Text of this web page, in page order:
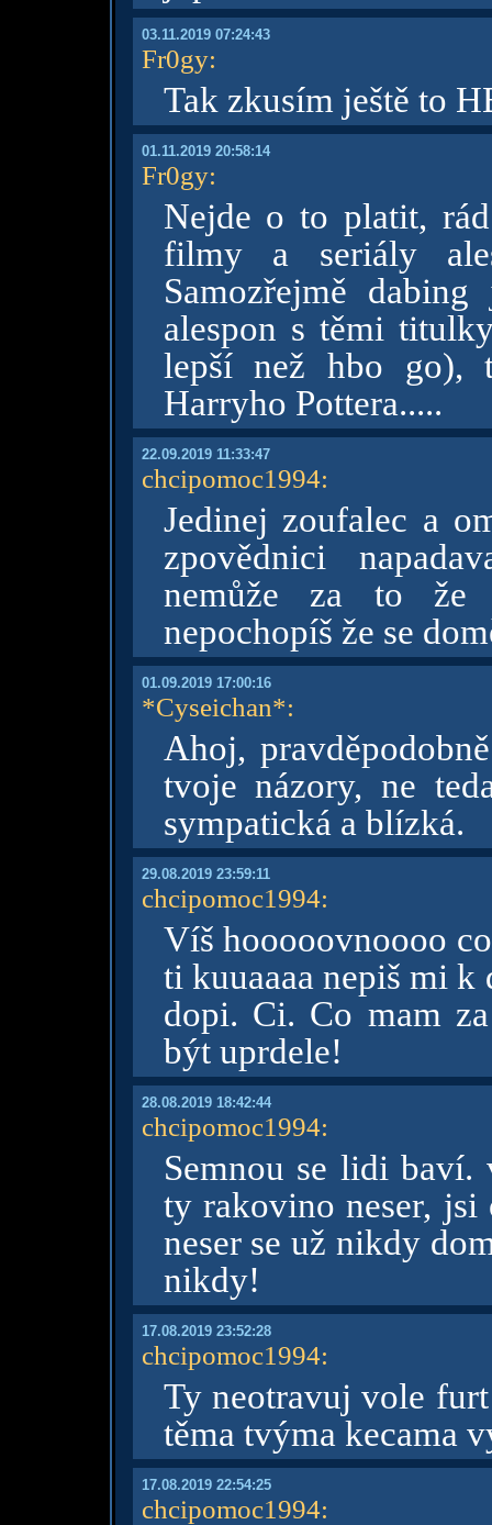
03.11.2019 07:24:43
Fr0gy:
Tak zkusím ještě to
01.11.2019 20:58:14
Fr0gy:
Nejde o to platit,
filmy a seriály
Samozřejmě
alespon s těmi
lepší než hbo go),
Harryho Pottera.....
22.09.2019 11:33:47
chcipomoc1994:
Jedinej zoufalec a
zpovědnici
nemůže za to že
nepochopíš že se
01.09.2019 17:00:16
*Cyseichan*:
Ahoj,
tvoje názory, ne
sympatická a blízká.
29.08.2019 23:59:11
chcipomoc1994:
Víš hooooovnoooo
ti kuuaaaa nepiš mi k
dopi. Ci. Co mam
být uprdele!
28.08.2019 18:42:44
chcipomoc1994:
Semnou se lidi
ty rakovino neser,
neser se už nikdy
nikdy!
17.08.2019 23:52:28
chcipomoc1994:
Ty neotravuj vole
těma tvýma kecama
17.08.2019 22:54:25
chcipomoc1994: